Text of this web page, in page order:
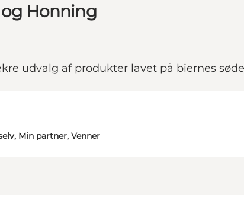
Honning
udvalg af produkter lavet på biernes
Min partner, Venner